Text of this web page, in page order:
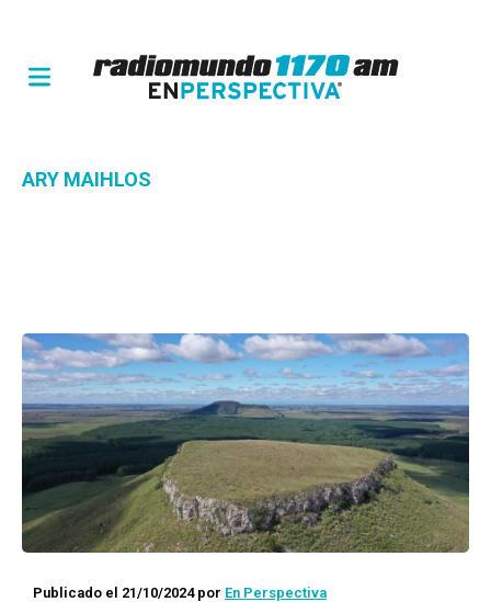
ARY MAIHLOS
Publicado el 21/10/2024por En Perspectiva